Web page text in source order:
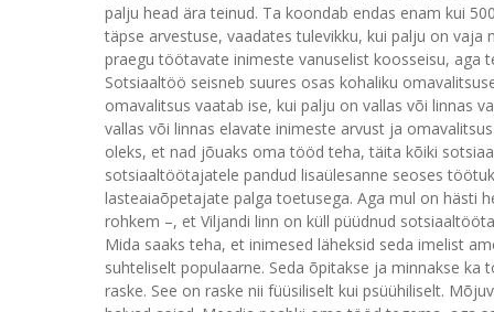
palju head ära teinud. Ta koondab endas enam kui
täpse arvestuse, vaadates tulevikku, kui palju on
praegu töötavate inimeste vanuselist koosseisu, aga
Sotsiaaltöö seisneb suures osas kohaliku
omavalitsus vaatab ise, kui palju on vallas või linnas
vallas või linnas elavate inimeste arvust ja
oleks, et nad jõuaks oma tööd teha, täita kõiki
sotsiaaltöötajatele pandud lisaülesanne seoses
lasteaiaõpetajate palga toetusega. Aga mul on hästi
rohkem –, et Viljandi linn on küll püüdnud
Mida saaks teha, et inimesed läheksid seda imelist
suhteliselt populaarne. Seda õpitakse ja minnakse
raske. See on raske nii füüsiliselt kui psüühiliselt.